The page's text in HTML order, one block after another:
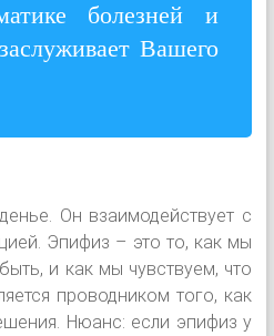
болезней и
Вашего
Он взаимодействует с
Эпифиз – это то, как мы
и как мы чувствуем, что
проводником того, как
Нюанс: если эпифиз у